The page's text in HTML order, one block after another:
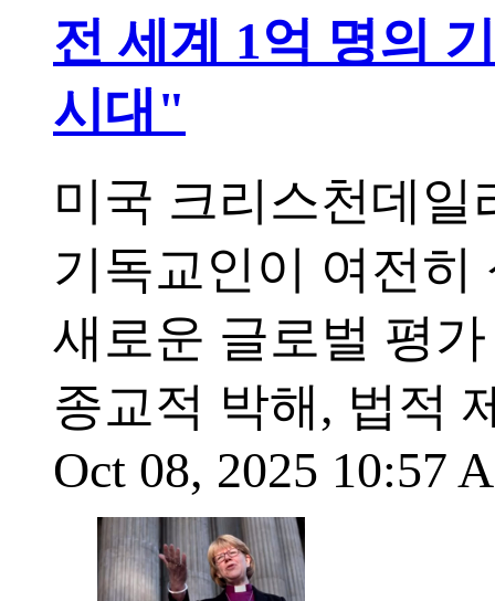
전 세계 1억 명의
시대"
미국 크리스천데일
기독교인이 여전히
새로운 글로벌 평
종교적 박해, 법적
Oct 08, 2025 10:57